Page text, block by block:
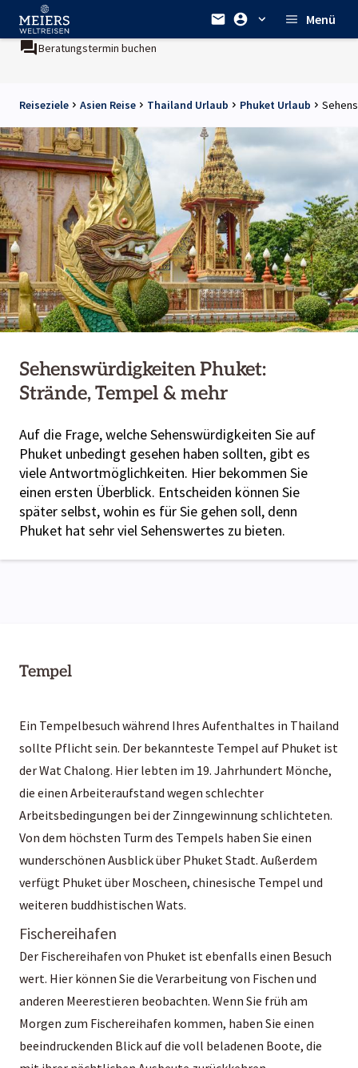
Menü
Beratungstermin buchen
Reiseziele Asien Reise Thailand Urlaub Phuket Urlaub
Sehenswürdigkeiten Phuket:
Strände, Tempel & mehr
Auf die Frage, welche Sehenswürdigkeiten Sie auf
Phuket unbedingt gesehen haben sollten, gibt es
viele Antwortmöglichkeiten. Hier bekommen Sie
einen ersten Überblick. Entscheiden können Sie
später selbst, wohin es für Sie gehen soll, denn
Phuket hat sehr viel Sehenswertes zu bieten.
Tempel
Ein Tempelbesuch während Ihres Aufenthaltes in Thailand
sollte Pflicht sein. Der bekannteste Tempel auf Phuket ist
der Wat Chalong. Hier lebten im 19. Jahrhundert Mönche,
die einen Arbeiteraufstand wegen schlechter
Arbeitsbedingungen bei der Zinngewinnung schlichteten.
Von dem höchsten Turm des Tempels haben Sie einen
wunderschönen Ausblick über Phuket Stadt. Außerdem
verfügt Phuket über Moscheen, chinesische Tempel und
weiteren buddhistischen Wats.
Fischereihafen
Der Fischereihafen von Phuket ist ebenfalls einen Besuch
wert. Hier können Sie die Verarbeitung von Fischen und
anderen Meerestieren beobachten. Wenn Sie früh am
Morgen zum Fischereihafen kommen, haben Sie einen
beeindruckenden Blick auf die voll beladenen Boote, die